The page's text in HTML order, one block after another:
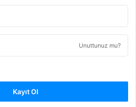
Unuttunuz mu?
Kayıt Ol